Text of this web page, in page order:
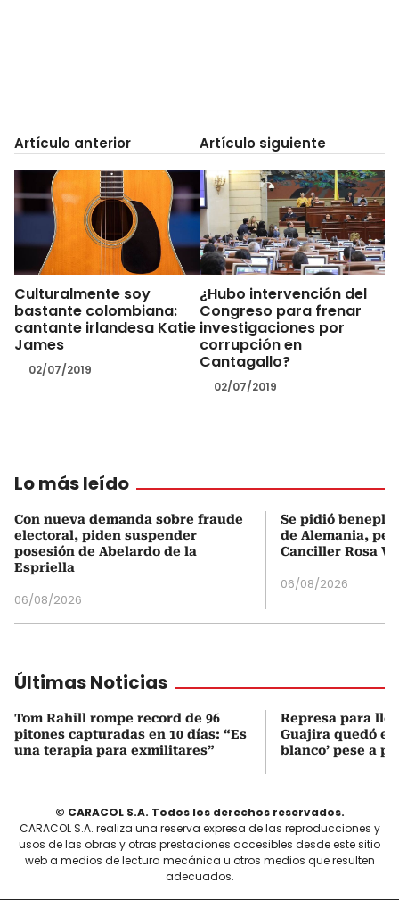
Artículo anterior
Culturalmente soy
bastante colombiana:
cantante irlandesa Katie
James
02/07/2019
Artículo siguiente
¿Hubo intervención del
Congreso para frenar
investigaciones por
corrupción en
Cantagallo?
02/07/2019
Lo más leído
Con nueva demanda sobre fraude
electoral, piden suspender
posesión de Abelardo de la
Espriella
06/08/2026
Se pidió
de Alemania,
Canciller Rosa
06/08/2026
Últimas Noticias
Tom Rahill rompe record de 96
pitones capturadas en 10 días: “Es
una terapia para exmilitares”
Represa para
Guajira quedó en
blanco’ pese a
© CARACOL S.A. Todos los derechos reservados.
CARACOL S.A. realiza una reserva expresa de las reproducciones y
usos de las obras y otras prestaciones accesibles desde este sitio
web a medios de lectura mecánica u otros medios que resulten
adecuados.